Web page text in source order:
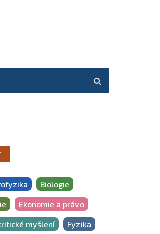
Biologie
Ekonomie a právo
myšlení Fyzika